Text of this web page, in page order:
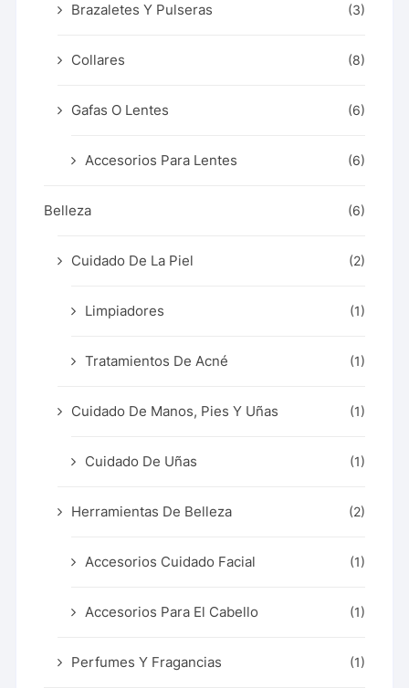
Brazaletes Y Pulseras (3)
Collares (8)
Gafas O Lentes (6)
Accesorios Para Lentes (6)
Belleza (6)
Cuidado De La Piel (2)
Limpiadores (1)
Tratamientos De Acné (1)
Cuidado De Manos, Pies Y Uñas (1)
Cuidado De Uñas (1)
Herramientas De Belleza (2)
Accesorios Cuidado Facial (1)
Accesorios Para El Cabello (1)
Perfumes Y Fragancias (1)